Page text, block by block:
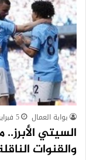
بوابة العمال 5 فبراير، 2024
والقنوات